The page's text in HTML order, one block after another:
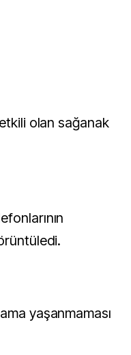
olan sağanak
yaşanmaması